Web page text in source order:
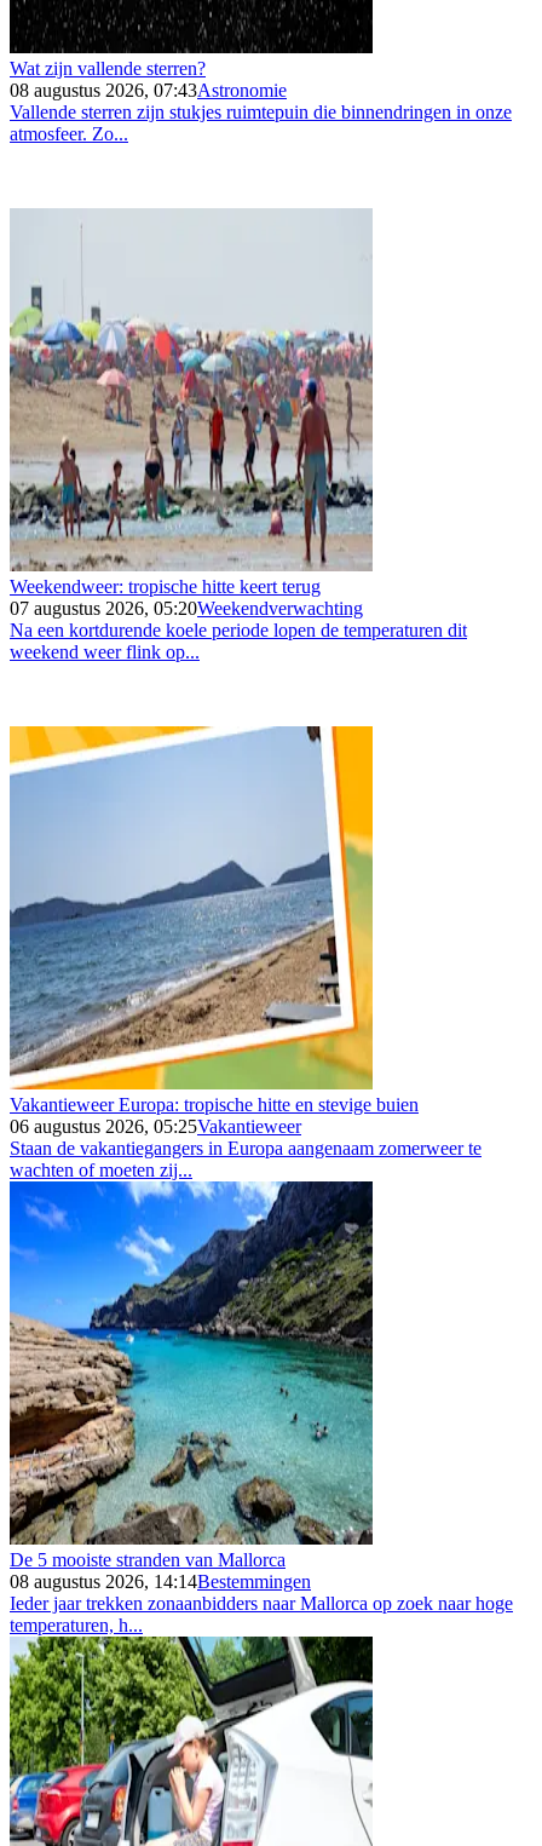
Wat zijn vallende sterren?
08 augustus 2026, 07:43Astronomie
Vallende sterren zijn stukjes ruimtepuin die binnendringen in onze
atmosfeer. Zo...
Weekendweer: tropische hitte keert terug
07 augustus 2026, 05:20Weekendverwachting
Na een kortdurende koele periode lopen de temperaturen dit
weekend weer flink op...
Vakantieweer Europa: tropische hitte en stevige buien
06 augustus 2026, 05:25Vakantieweer
Staan de vakantiegangers in Europa aangenaam zomerweer te
wachten of moeten zij...
De 5 mooiste stranden van Mallorca
08 augustus 2026, 14:14Bestemmingen
Ieder jaar trekken zonaanbidders naar Mallorca op zoek naar hoge
temperaturen, h...